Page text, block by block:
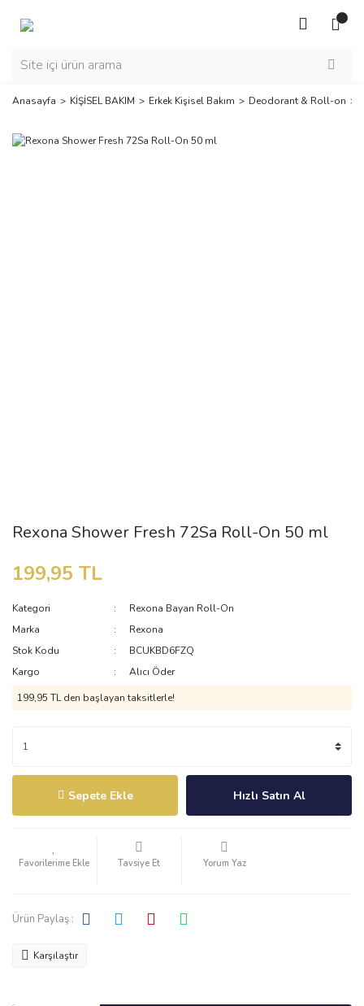
Anasayfa KİŞİSEL BAKIM Erkek Kişisel Bakım Deodorant & Roll-on
Rexona Shower Fresh 72Sa Roll-On 50 ml
199,95 TL
Kategori
Rexona Bayan Roll-On
Marka
Rexona
Stok Kodu
BCUKBD6FZQ
Kargo
Alıcı Öder
199,95 TL den başlayan taksitlerle!
Sepete Ekle Hızlı Satın Al
Tavsiye Et Yorum Yaz
Ürün Paylaş :
Karşılaştır